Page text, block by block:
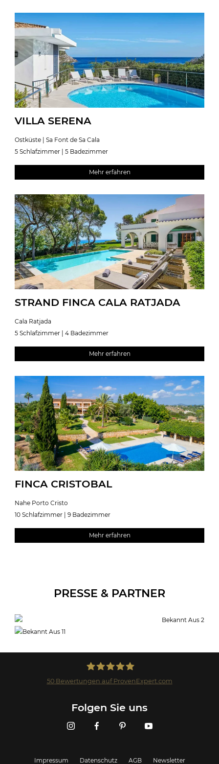
VILLA SERENA
Ostküste | Sa Font de Sa Cala
5 Schlafzimmer | 5 Badezimmer
Mehr erfahren
STRAND FINCA CALA RATJADA
Cala Ratjada
5 Schlafzimmer | 4 Badezimmer
Mehr erfahren
FINCA CRISTOBAL
Nahe Porto Cristo
10 Schlafzimmer | 9 Badezimmer
Mehr erfahren
PRESSE & PARTNER
50Bewertungen auf ProvenExpert.com
Folgen Sie uns
Impressum Datenschutz AGB Newsletter